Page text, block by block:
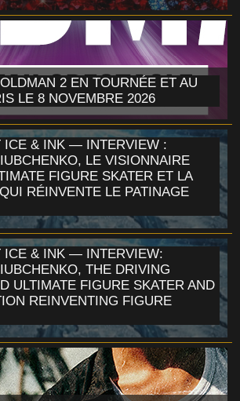
2 EN TOURNÉE ET AU
LE 8 NOVEMBRE 2026
ICE & INK — INTERVIEW :
LE VISIONNAIRE
FIGURE SKATER ET LA
RÉINVENTE LE PATINAGE
ICE & INK — INTERVIEW:
THE DRIVING
ULTIMATE FIGURE SKATER AND
REINVENTING FIGURE